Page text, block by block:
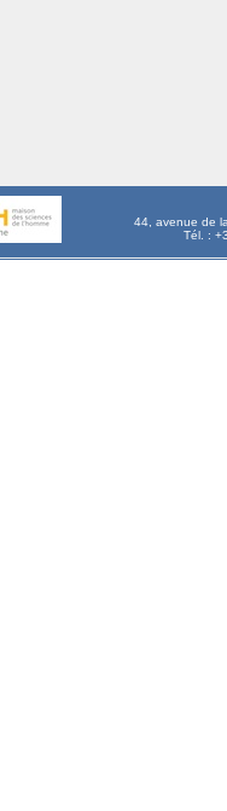
44, avenue de
Tél. :